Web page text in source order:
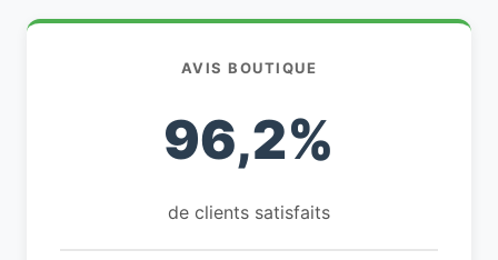
AVIS BOUTIQUE
96,2%
de clients satisfaits